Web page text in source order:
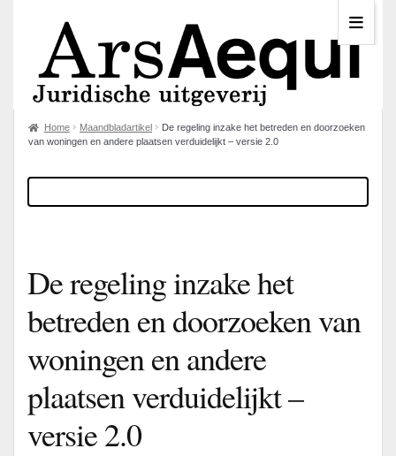
Home Maandbladartikel
De regeling inzake het betreden en doorzoeken
van woningen en andere plaatsen verduidelijkt – versie 2.0
De regeling inzake het
betreden en doorzoeken van
woningen en andere
plaatsen verduidelijkt –
versie 2.0